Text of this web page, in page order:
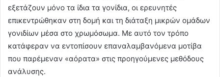
εξετάζουν μόνο τα ίδια τα γονίδια, οι ερευνητές
επικεντρώθηκαν στη δομή και τη διάταξη μικρών ομάδων
γονιδίων μέσα στο χρωμόσωμα. Με αυτό τον τρόπο
κατάφεραν να εντοπίσουν επαναλαμβανόμενα μοτίβα
που παρέμεναν «αόρατα» στις προηγούμενες μεθόδους
ανάλυσης.